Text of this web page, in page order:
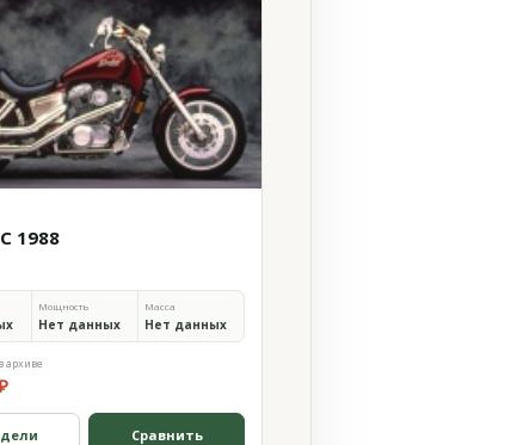
1988
Мощность
Нет данных
Масса
Нет данных
архиве
Сравнить